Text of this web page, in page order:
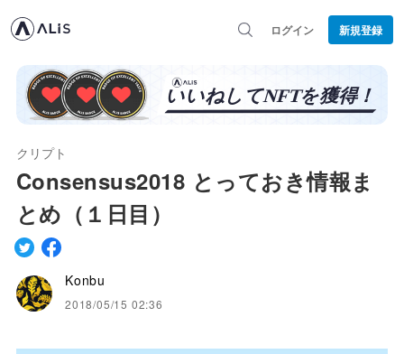
ログイン 新規登録
クリプト
Consensus2018 とっておき情報ま
とめ（１日目）
Konbu
2018/05/15 02:36